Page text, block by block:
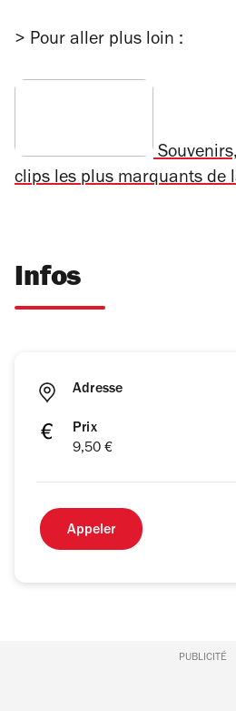
> Pour aller plus loin :
clips les plus marquants de
Infos
Adresse
Prix
9,50 €
Appeler
PUBLICITÉ